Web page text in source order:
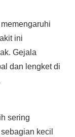
ini
Gejala
dan lengket di
sering
kecil